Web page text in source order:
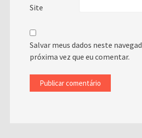
Site
Salvar meus dados neste
próxima vez que eu comentar.